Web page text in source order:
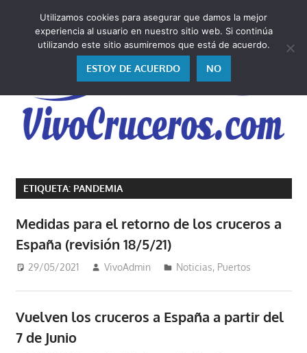
contenido
cruceros
como
los
vivo,
ETIQUETA: PANDEMIA
Medidas para el retorno de los cruceros a
España (revisión 18/5/21)
29/05/2021 VivoAdmin Noticias, Puertos
Vuelven los cruceros a España a partir del
7 de Junio
Utilizamos cookies para asegurar que damos la mejor
experiencia al usuario en nuestro sitio web. Si continúa
utilizando este sitio asumiremos que está de acuerdo.
ESTOY DE ACUERDO NO